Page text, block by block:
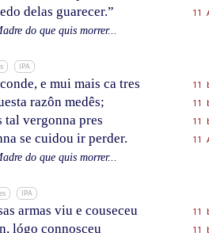
delas guarecer.”
11
do que quis morrer...
IPA
e mui mais ca tres
11
razôn medês;
11
tal vergonna pres
11
se cuidou ir perder.
11
do que quis morrer...
IPA
armas viu e couseceu
11
lógo connosceu
11